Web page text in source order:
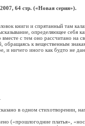
64 стр. («Новая серия»).
книги и спрятанный там
определяющее себя
с тем оно рассчитано на
к вещественным
и ничего иного как будто не
в одном стихотворении,
(«прошлогодние платья»,